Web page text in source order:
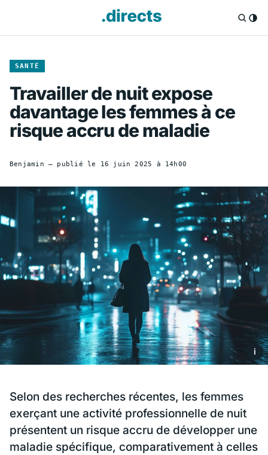
SANTÉ
Travailler de nuit expose
davantage les femmes à ce
risque accru de maladie
Benjamin — publié le 16 juin 2025 à 14h00
i
Selon des recherches récentes, les femmes
exerçant une activité professionnelle de nuit
présentent un risque accru de développer une
maladie spécifique, comparativement à celles